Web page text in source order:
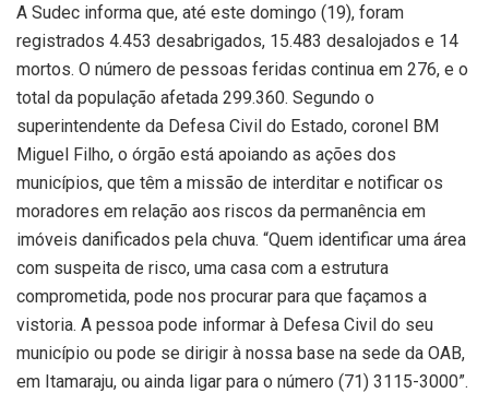
A Sudec informa que, até este domingo (19), foram
registrados 4.453 desabrigados, 15.483 desalojados e 14
mortos. O número de pessoas feridas continua em 276, e o
total da população afetada 299.360. Segundo o
superintendente da Defesa Civil do Estado, coronel BM
Miguel Filho, o órgão está apoiando as ações dos
municípios, que têm a missão de interditar e notificar os
moradores em relação aos riscos da permanência em
imóveis danificados pela chuva. “Quem identificar uma área
com suspeita de risco, uma casa com a estrutura
comprometida, pode nos procurar para que façamos a
vistoria. A pessoa pode informar à Defesa Civil do seu
município ou pode se dirigir à nossa base na sede da OAB,
em Itamaraju, ou ainda ligar para o número (71) 3115-3000”.